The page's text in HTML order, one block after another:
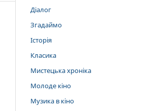
Діалог
Згадаймо
Історія
Класика
Мистецька хроніка
Молоде кіно
Музика в кіно